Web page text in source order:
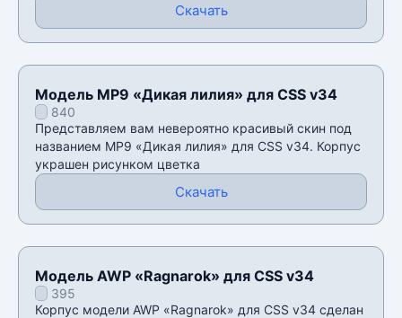
Скачать
Модель MP9 «Дикая лилия» для CSS v34
840
Представляем вам невероятно красивый скин под
названием MP9 «Дикая лилия» для CSS v34. Корпус
украшен рисунком цветка
Скачать
Модель AWP «Ragnarok» для CSS v34
395
Корпус модели AWP «Ragnarok» для CSS v34 сделан